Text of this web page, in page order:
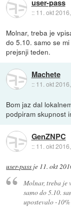
user-pass
:: 11. okt
Molnar, treba je
do 5.10. samo se
prejsnji teden.
Machete
:: 11. okt
Bom jaz dal
podpiram skupnost
GenZNPC
:: 11. okt
user-pass je 11. okt
Molnar, treba je
samo do 5.10.
upostevalo -